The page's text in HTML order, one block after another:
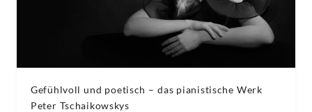
Gefühlvoll und poetisch – das pianistische Werk
Peter Tschaikowskys